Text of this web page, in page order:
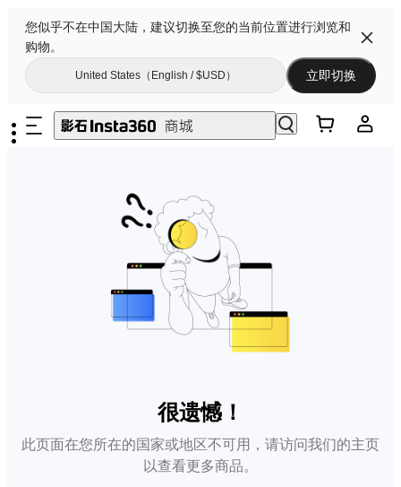
您似乎不在中国大陆，建议切换至您的当前位置进行浏览和
购物。
United States（English / $USD） 立即切换
很遗憾！
此页面在您所在的国家或地区不可用，请访问我们的主页
以查看更多商品。